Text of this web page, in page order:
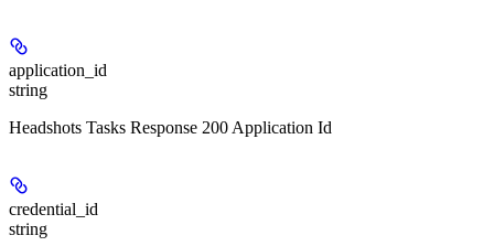
application_id
string
Headshots Tasks Response 200 Application Id
credential_id
string